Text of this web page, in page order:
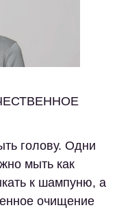
голову. Одни
мыть как
к шампуню, а
очищение